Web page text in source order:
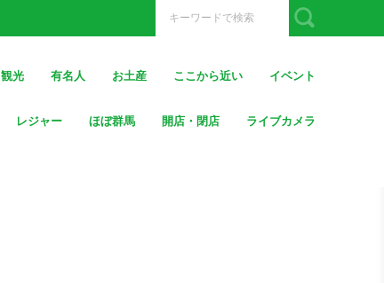
観光 有名人 お土産 ここから近い イベント
レジャー ほぼ群馬 開店・閉店 ライブカメラ